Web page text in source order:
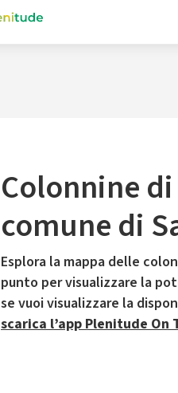
Colonnine
comune di
Esplora la mappa delle
punto per visualizzare la
se vuoi visualizzare la
scarica l’app Plenitude On